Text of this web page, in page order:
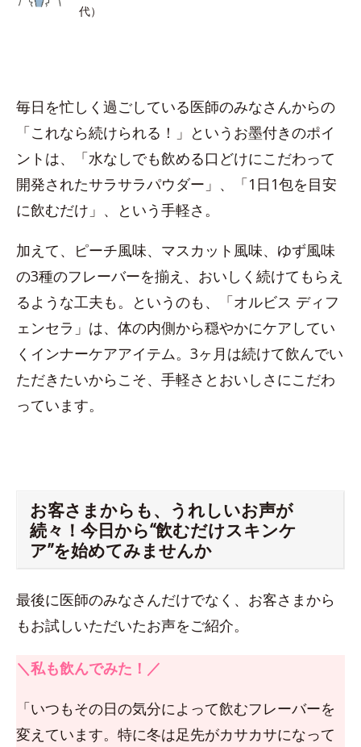
代）
毎日を忙しく過ごしている医師のみなさんからの
「これなら続けられる！」というお墨付きのポイ
ントは、「水なしでも飲める口どけにこだわって
開発されたサラサラパウダー」、「1日1包を目安
に飲むだけ」、という手軽さ。
加えて、ピーチ風味、マスカット風味、ゆず風味
の3種のフレーバーを揃え、おいしく続けてもらえ
るような工夫も。というのも、「オルビス ディフ
ェンセラ」は、体の内側から穏やかにケアしてい
くインナーケアアイテム。3ヶ月は続けて飲んでい
ただきたいからこそ、手軽さとおいしさにこだわ
っています。
お客さまからも、うれしいお声が
続々！今日から“飲むだけスキンケ
ア”を始めてみませんか
最後に医師のみなさんだけでなく、お客さまから
もお試しいただいたお声をご紹介。
＼私も飲んでみた！／
「いつもその日の気分によって飲むフレーバーを
変えています。特に冬は足先がカサカサになって